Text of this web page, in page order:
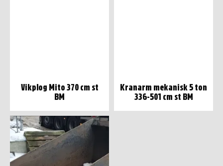
Vikplog Mito 370 cm st
BM
Kranarm mekanisk 5 ton
336-501 cm st BM